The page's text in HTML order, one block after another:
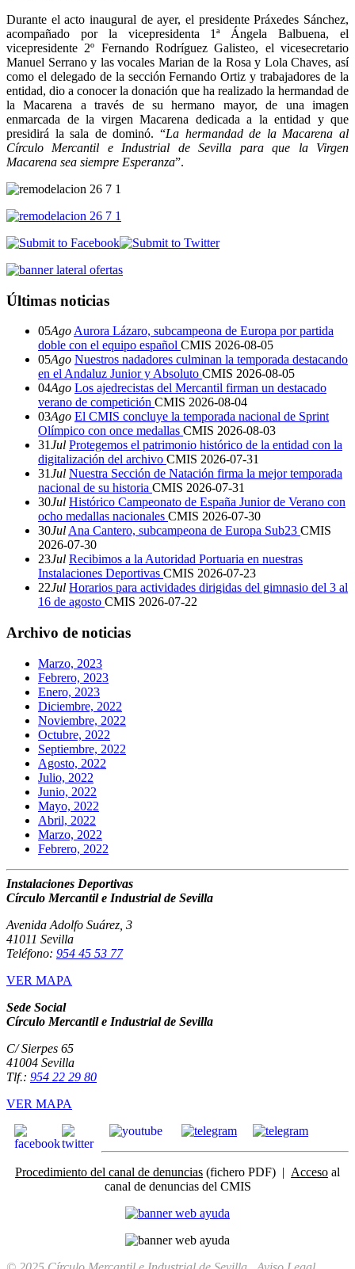
Durante el acto inaugural de ayer, el presidente Práxedes Sánchez,
acompañado por la vicepresidenta 1ª Ángela Balbuena, el
vicepresidente 2º Fernando Rodríguez Galisteo, el vicesecretario
Manuel Serrano y las vocales Marian de la Rosa y Lola Chaves, así
como el delegado de la sección Fernando Ortiz y trabajadores de la
entidad, dio a conocer la donación que ha realizado la hermandad de
la Macarena a través de su hermano mayor, de una imagen
enmarcada de la virgen Macarena dedicada a la entidad y que
presidirá la sala de dominó. “La hermandad de la Macarena al
Círculo Mercantil e Industrial de Sevilla para que la Virgen
Macarena sea siempre Esperanza”.
Últimas noticias
05Ago Aurora Lázaro, subcampeona de Europa por partida
doble con el equipo español CMIS 2026-08-05
05Ago Nuestros nadadores culminan la temporada destacando
en el Andaluz Junior y Absoluto CMIS 2026-08-05
04Ago Los ajedrecistas del Mercantil firman un destacado
verano de competición CMIS 2026-08-04
03Ago El CMIS concluye la temporada nacional de Sprint
Olímpico con once medallas CMIS 2026-08-03
31Jul Protegemos el patrimonio histórico de la entidad con la
digitalización del archivo CMIS 2026-07-31
31Jul Nuestra Sección de Natación firma la mejor temporada
nacional de su historia CMIS 2026-07-31
30Jul Histórico Campeonato de España Junior de Verano con
ocho medallas nacionales CMIS 2026-07-30
30Jul Ana Cantero, subcampeona de Europa Sub23 CMIS
2026-07-30
23Jul Recibimos a la Autoridad Portuaria en nuestras
Instalaciones Deportivas CMIS 2026-07-23
22Jul Horarios para actividades dirigidas del gimnasio del 3 al
16 de agosto CMIS 2026-07-22
Archivo de noticias
Marzo, 2023
Febrero, 2023
Enero, 2023
Diciembre, 2022
Noviembre, 2022
Octubre, 2022
Septiembre, 2022
Agosto, 2022
Julio, 2022
Junio, 2022
Mayo, 2022
Abril, 2022
Marzo, 2022
Febrero, 2022
Instalaciones Deportivas
Círculo Mercantil e Industrial de Sevilla
Avenida Adolfo Suárez, 3
41011 Sevilla
Teléfono: 954 45 53 77
VER MAPA
Sede Social
Círculo Mercantil e Industrial de Sevilla
C/ Sierpes 65
41004 Sevilla
Tlf.: 954 22 29 80
VER MAPA
Procedimiento del canal de denuncias (fichero PDF) | Acceso al
canal de denuncias del CMIS